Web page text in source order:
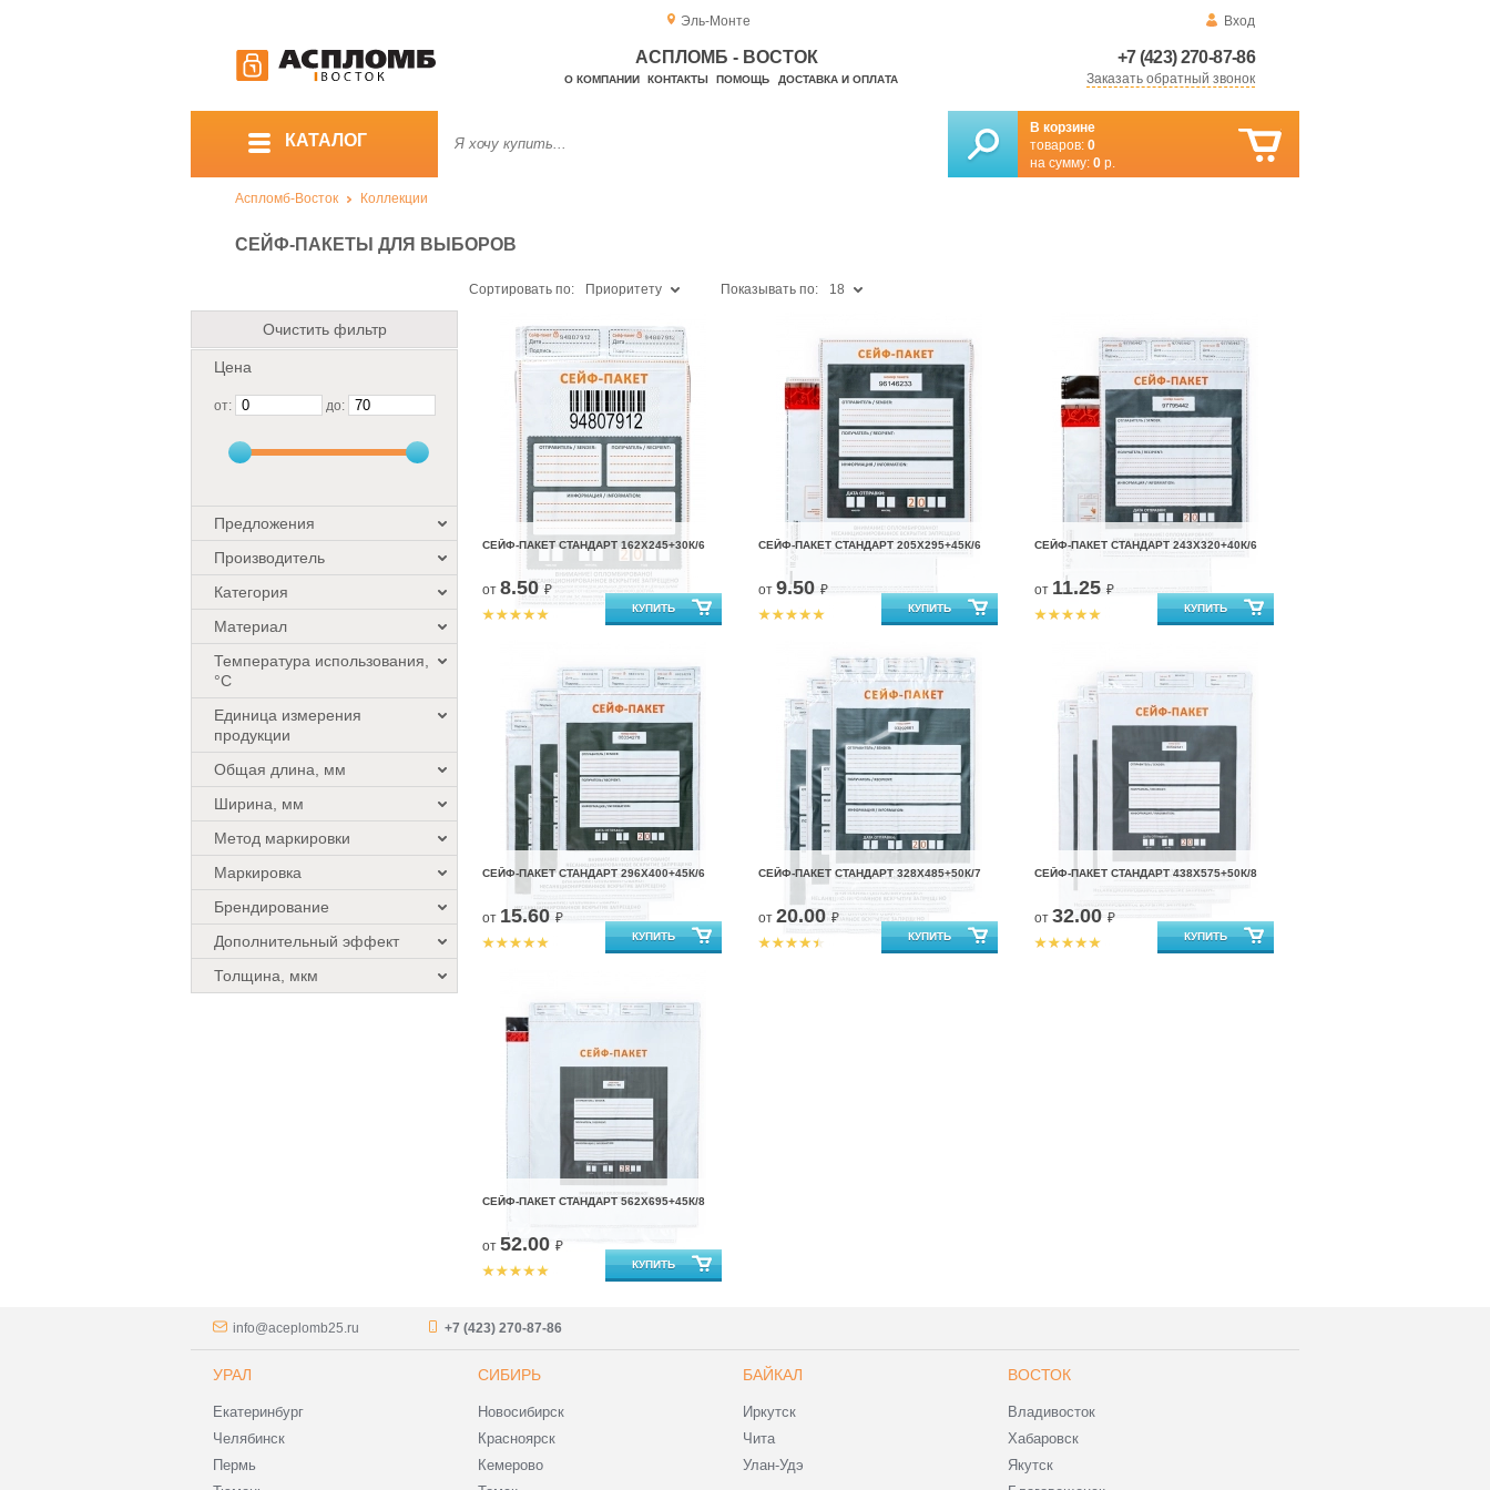
Эль-Монте Вход
+7 (423) 270-87-86
Заказать обратный звонок
АСПЛОМБ - ВОСТОК
О КОМПАНИИ КОНТАКТЫ ПОМОЩЬ ДОСТАВКА И ОПЛАТА
КАТАЛОГ
В корзине
товаров: 0
на сумму: 0 р.
Аспломб-Восток Коллекции
СЕЙФ-ПАКЕТЫ ДЛЯ ВЫБОРОВ
Очистить фильтр
Цена
от: до:
Предложения
Производитель
Категория
Материал
Температура использования,
°C
Единица измерения
продукции
Общая длина, мм
Ширина, мм
Метод маркировки
Маркировка
Брендирование
Дополнительный эффект
Толщина, мкм
Сортировать по: Приоритету Показывать по: 18
СЕЙФ-ПАКЕТ СТАНДАРТ 162Х245+30К/6
от 8.50₽
СЕЙФ-ПАКЕТ СТАНДАРТ 205Х295+45К/6
от 9.50 ₽
СЕЙФ-ПАКЕТ СТАНДАРТ 243Х320+40К/6
от 11.25 ₽
СЕЙФ-ПАКЕТ СТАНДАРТ 296Х400+45К/6
от 15.60₽
СЕЙФ-ПАКЕТ СТАНДАРТ 328Х485+50К/7
от 20.00 ₽
СЕЙФ-ПАКЕТ СТАНДАРТ 438Х575+50К/8
от 32.00 ₽
СЕЙФ-ПАКЕТ СТАНДАРТ 562Х695+45К/8
от 52.00 ₽
info@aceplomb25.ru +7 (423) 270-87-86
УРАЛ
Екатеринбург
Челябинск
Пермь
СИБИРЬ
Новосибирск
Красноярск
Кемерово
БАЙКАЛ
Иркутск
Чита
Улан-Удэ
ВОСТОК
Владивосток
Хабаровск
Якутск